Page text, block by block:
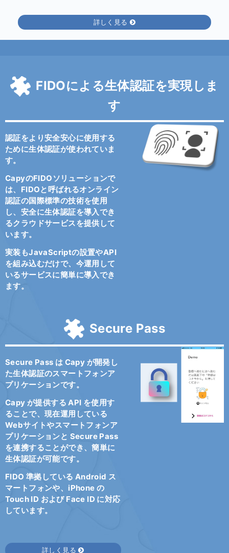
詳しく見る
FIDOによる生体認証を実現しま
す
認証をより安全安心に使用する
ために生体認証が使われていま
す。
CapyのFIDOソリューションで
は、FIDOと呼ばれるオンライン
認証の国際標準の技術を使用
し、安全に生体認証を導入でき
るクラウドサービスを提供して
います。
実装もJavaScriptの設置やAPI
を組み込むだけで、今運用して
いるサービスに簡単に導入でき
ます。
Secure Pass
Secure Pass は Capy が開発し
た生体認証のスマートフォンア
プリケーションです。
Capy が提供する API を使用す
ることで、現在運用している
Webサイトやスマートフォンア
プリケーションと Secure Pass
を連携することができ、簡単に
生体認証が可能です。
FIDO 準拠している Android ス
マートフォンや、iPhone の
Touch ID および Face ID に対応
しています。
詳しく見る